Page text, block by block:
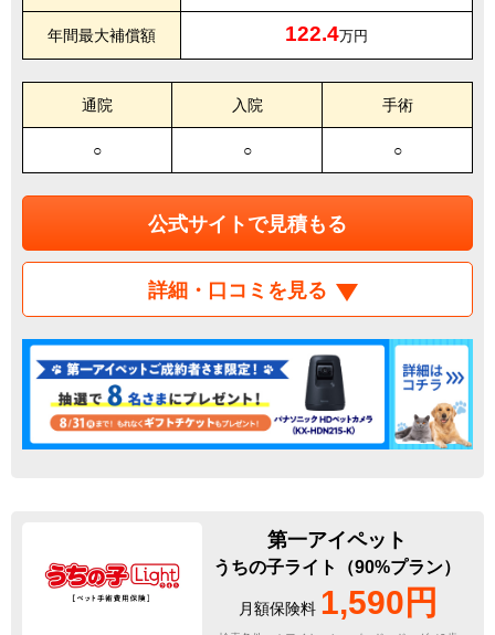
年間最大補償額 122.4万円
通院 入院 手術
○ ○ ○
公式サイトで見積もる
詳細・口コミを見る
第一アイペット
うちの子ライト（90%プラン）
月額保険料 1,590円